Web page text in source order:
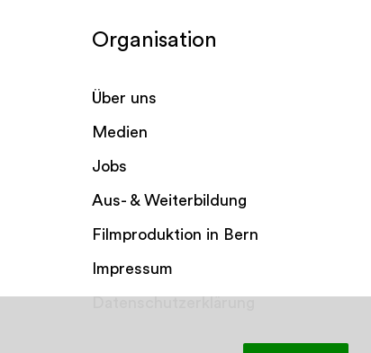
Organisation
Über uns
Medien
Jobs
Aus- & Weiterbildung
Filmproduktion in Bern
Impressum